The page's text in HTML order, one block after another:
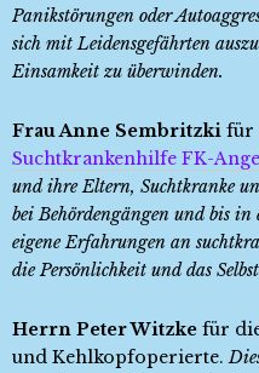
Panikstörungen oder
sich mit Leidensgefährten
Einsamkeit zu überwinden.
Frau Anne Sembritzki für
Suchtkrankenhilfe FK-
und ihre Eltern, Suchtkranke
bei Behördengängen und bis in
eigene Erfahrungen an
die Persönlichkeit und das
Herrn Peter Witzke für
und Kehlkopfoperierte.